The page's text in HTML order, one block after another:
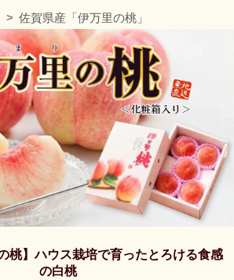
佐賀県産「伊万里の桃」
桃】ハウス栽培で育ったとろける食感
の白桃